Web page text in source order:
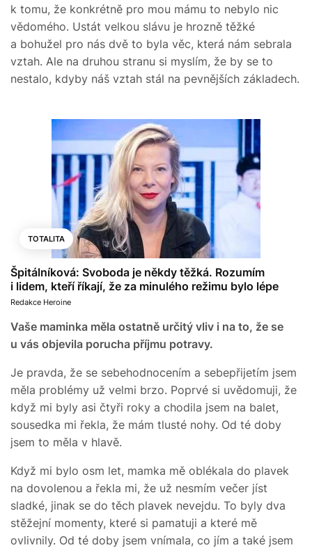
k tomu, že konkrétně pro mou mámu to nebylo nic
vědomého. Ustát velkou slávu je hrozně těžké
a bohužel pro nás dvě to byla věc, která nám sebrala
vztah. Ale na druhou stranu si myslím, že by se to
nestalo, kdyby náš vztah stál na pevnějších základech.
TOTALITA
Špitálníková: Svoboda je někdy těžká. Rozumím
i lidem, kteří říkají, že za minulého režimu bylo lépe
Redakce Heroine
Vaše maminka měla ostatně určitý vliv i na to, že se
u vás objevila porucha příjmu potravy.
Je pravda, že se sebehodnocením a sebepřijetím jsem
měla problémy už velmi brzo. Poprvé si uvědomuji, že
když mi byly asi čtyři roky a chodila jsem na balet,
sousedka mi řekla, že mám tlusté nohy. Od té doby
jsem to měla v hlavě.
Když mi bylo osm let, mamka mě oblékala do plavek
na dovolenou a řekla mi, že už nesmím večer jíst
sladké, jinak se do těch plavek nevejdu. To byly dva
stěžejní momenty, které si pamatuji a které mě
ovlivnily. Od té doby jsem vnímala, co jím a také jsem